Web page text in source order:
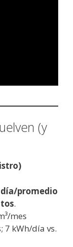
(y
día/promedio
.
mes
7 kWh/día vs.